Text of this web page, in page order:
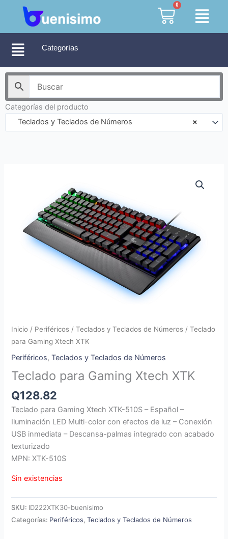
contenido
0
Cart
Categorías
Categorías del producto
×
Teclados y Teclados de Números
Inicio / Periféricos /Teclados y Teclados de Números / Teclado
para Gaming Xtech XTK
Periféricos,Teclados y Teclados de Números
Teclado para Gaming Xtech XTK
Q128.82
Teclado para Gaming Xtech XTK-510S – Español –
Iluminación LED Multi-color con efectos de luz – Conexión
USB inmediata – Descansa-palmas integrado con acabado
texturizado
MPN: XTK-510S
Sin existencias
SKU: ID222XTK30-buenisimo
Categorías: Periféricos,Teclados y Teclados de Números